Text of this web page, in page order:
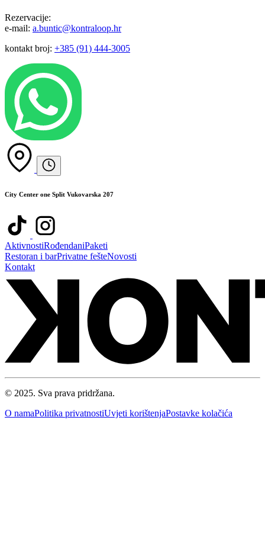
Rezervacije:
e-mail: a.buntic@kontraloop.hr
kontakt broj: +385 (91) 444-3005
City Center one Split Vukovarska 207
AktivnostiRođendaniPaketi
Restoran i barPrivatne fešteNovosti
Kontakt
© 2025. Sva prava pridržana.
O namaPolitika privatnostiUvjeti korištenjaPostavke kolačića